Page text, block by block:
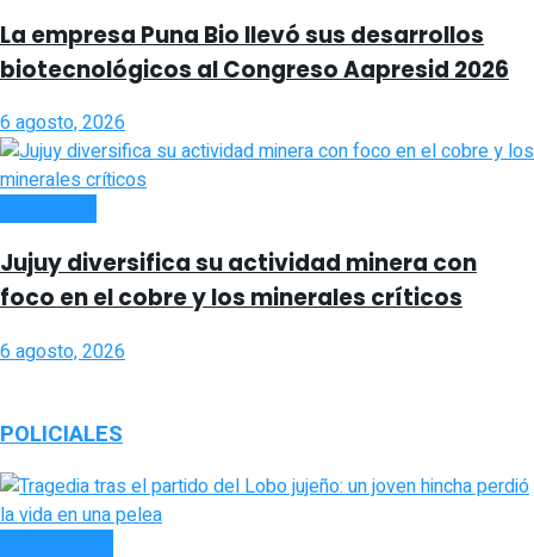
La empresa Puna Bio llevó sus desarrollos
biotecnológicos al Congreso Aapresid 2026
6 agosto, 2026
Jujuy diversifica su actividad minera con
foco en el cobre y los minerales críticos
6 agosto, 2026
POLICIALES